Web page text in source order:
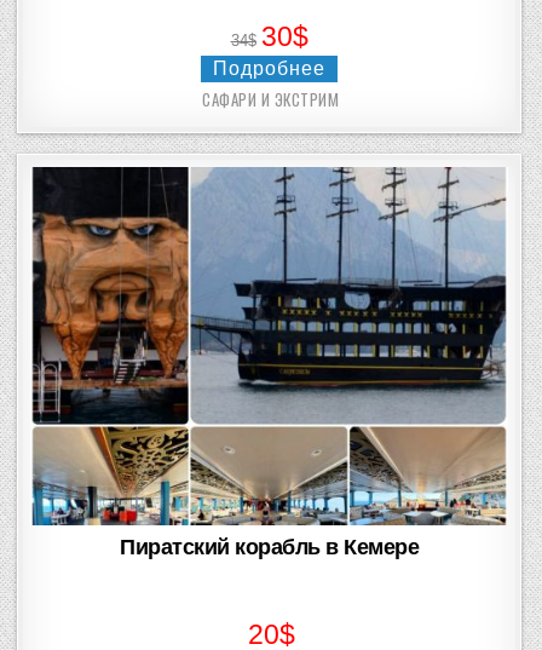
34$ 30$
Подробнее
Posted
САФАРИ И ЭКСТРИМ
Пиратский корабль в Кемере
20$